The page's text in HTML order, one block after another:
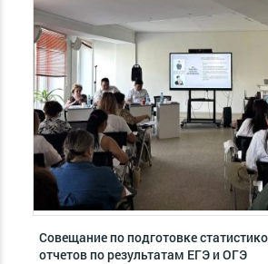
Совещание по подготовке
отчетов по результатам ЕГЭ и ОГЭ